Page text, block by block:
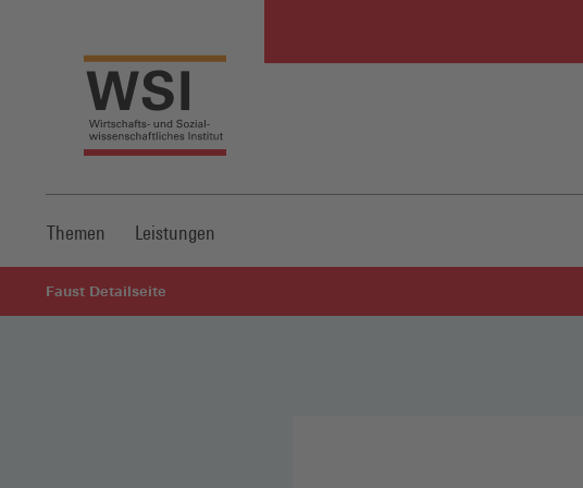
Themen Leistungen
Faust Detailseite